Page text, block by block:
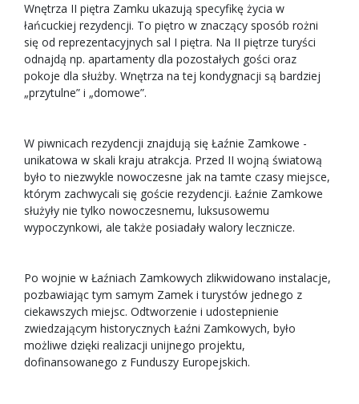
Wnętrza II piętra Zamku ukazują specyfikę życia w
łańcuckiej rezydencji. To piętro w znaczący sposób rożni
się od reprezentacyjnych sal I piętra. Na II piętrze turyści
odnajdą np. apartamenty dla pozostałych gości oraz
pokoje dla służby. Wnętrza na tej kondygnacji są bardziej
„przytulne” i „domowe”.
W piwnicach rezydencji znajdują się Łaźnie Zamkowe -
unikatowa w skali kraju atrakcja. Przed II wojną światową
było to niezwykle nowoczesne jak na tamte czasy miejsce,
którym zachwycali się goście rezydencji. Łaźnie Zamkowe
służyły nie tylko nowoczesnemu, luksusowemu
wypoczynkowi, ale także posiadały walory lecznicze.
Po wojnie w Łaźniach Zamkowych zlikwidowano instalacje,
pozbawiając tym samym Zamek i turystów jednego z
ciekawszych miejsc. Odtworzenie i udostepnienie
zwiedzającym historycznych Łaźni Zamkowych, było
możliwe dzięki realizacji unijnego projektu,
dofinansowanego z Funduszy Europejskich.